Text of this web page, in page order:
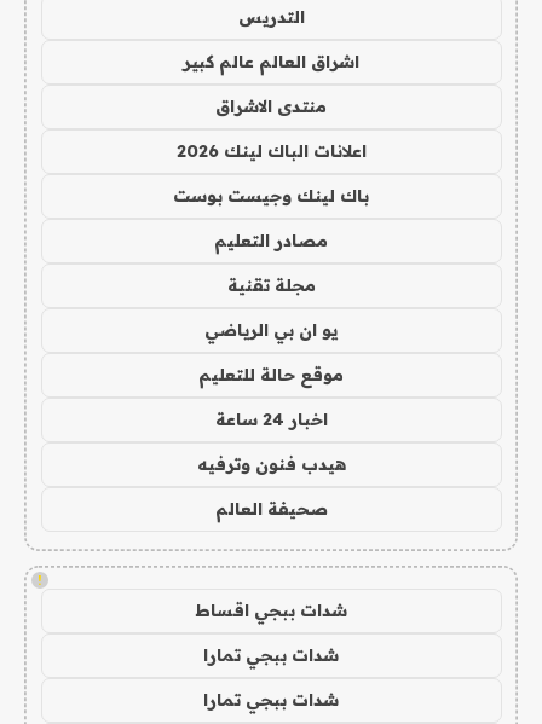
التدريس
اشراق العالم عالم كبير
منتدى الاشراق
اعلانات الباك لينك 2026
باك لينك وجيست بوست
مصادر التعليم
مجلة تقنية
يو ان بي الرياضي
موقع حالة للتعليم
اخبار 24 ساعة
هيدب فنون وترفيه
صحيفة العالم
!
شدات ببجي اقساط
شدات ببجي تمارا
شدات ببجي تمارا